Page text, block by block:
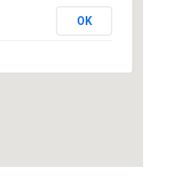
OK